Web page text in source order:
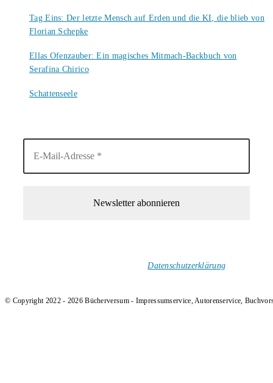
Tag Eins: Der letzte Mensch auf Erden und die KI, die blieb von
Florian Schepke
Ellas Ofenzauber: Ein magisches Mitmach-Backbuch von
Serafina Chirico
Schattenseele
Datenschutzerklärung
© Copyright 2022 - 2026 Bücherversum - Impressumservice, Autorenservice,